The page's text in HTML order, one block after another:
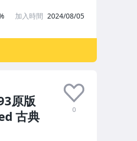
原版
古典
0
加入時間 2024/08/05